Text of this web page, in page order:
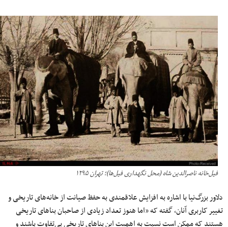
فیل‌خانه ناصرالدین شاه (محل نگهداری فیل‌ها)؛ تهران‌ ۱۲۹۵
دلاور بزرگ‌نیا با اشاره به افزایش علاقمندی به حفظ صیانت از خانه‌های تاریخی و
تغییر کاربری آنان، گفته که «اما هنوز تعداد زیادی از صاحبان بناهای تاریخی
هستند که ممکن است نسبت به اهمیت این بناهای تاریخی بی‌تفاوت باشند و